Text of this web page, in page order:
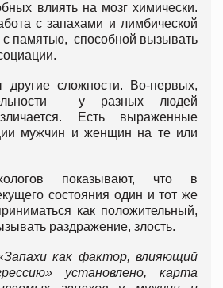
влиять на мозг химически.
с запахами и лимбической
с памятью, способной вызывать
другие сложности. Во-первых,
у разных людей
Есть выраженные
мужчин и женщин на те или
показывают, что в
состояния один и тот же
как положительный,
раздражение, злость.
как фактор, влияющий
установлено, карта